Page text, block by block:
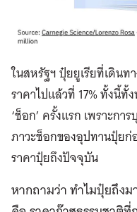
ในสหรัฐฯ ปุ๋ยยูเรียที่เดินท
ราคาไปแล้วที่ 17% ทั้งนี้
‘ช็อก’ ครั้งแรก เพราะกา
ภาวะช็อกของอุปทานปุ๋ย
ราคาปุ๋ยถึงปัจจุบัน
หากถามว่า ทำไมปุ๋ยถึง